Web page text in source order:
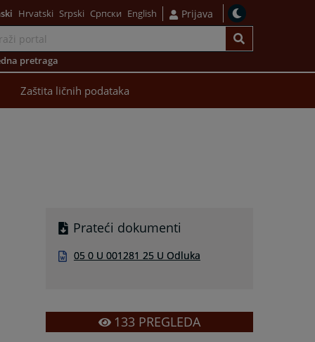
Hrvatski Srpski Српски English Prijava
pretraga
Zaštita ličnih podataka
Prateći dokumenti
05 0 U 001281 25 U Odluka
133PREGLEDA